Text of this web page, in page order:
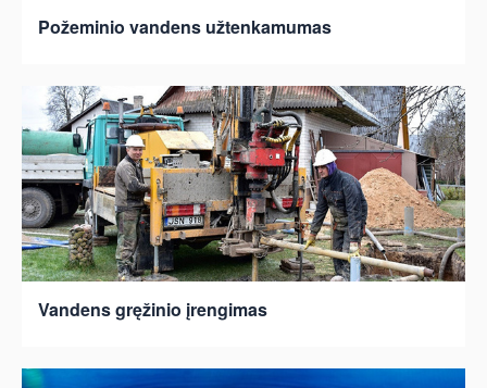
Požeminio vandens užtenkamumas
Vandens gręžinio įrengimas